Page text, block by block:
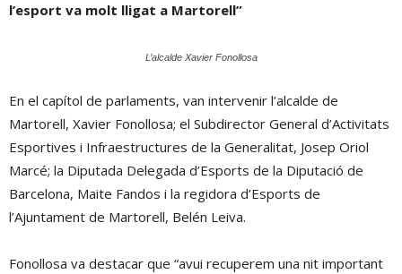
l’esport va molt lligat a Martorell”
L’alcalde Xavier Fonollosa
En el capítol de parlaments, van intervenir l’alcalde de
Martorell, Xavier Fonollosa; el Subdirector General d’Activitats
Esportives i Infraestructures de la Generalitat, Josep Oriol
Marcé; la Diputada Delegada d’Esports de la Diputació de
Barcelona, Maite Fandos i la regidora d’Esports de
l’Ajuntament de Martorell, Belén Leiva.
Fonollosa va destacar que “avui recuperem una nit important